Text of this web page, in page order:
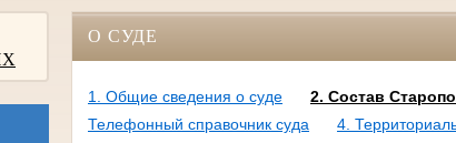
О СУДЕ
1. Общие сведения о суде 2. Состав
Телефонный справочник суда
4.